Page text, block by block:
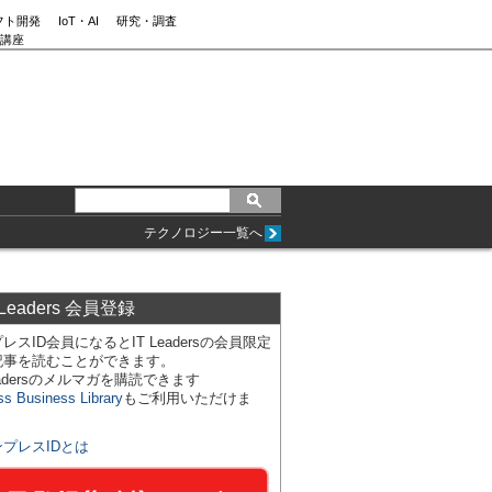
ト開発 IoT・AI
研究・調査
座
テクノロジー一覧へ
会員登録
スID会員になるとIT Leadersの会員限定
を読むことができます。
のメルマガを購読できます
Business Libraryもご利用いただけま
プレスIDとは